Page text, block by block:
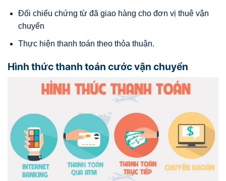
Đối chiếu chứng từ đã giao hàng cho đơn vị thuê vận
chuyển
Thực hiện thanh toán theo thỏa thuận.
Hình thức thanh toán cước vận chuyển